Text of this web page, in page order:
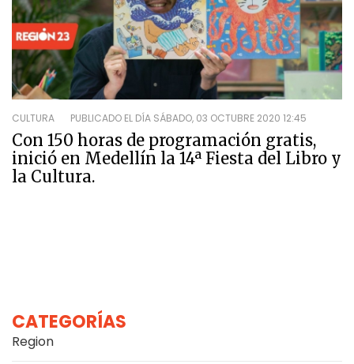
CULTURA PUBLICADO EL DÍA SÁBADO, 03 OCTUBRE 2020 12:45
Con 150 horas de programación gratis,
inició en Medellín la 14ª Fiesta del Libro y
la Cultura.
CATEGORÍAS
Region